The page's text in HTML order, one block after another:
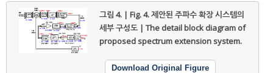
그림 4. | Fig. 4.제안된 주파수 확장 시스템의
세부 구성도 | The detail block diagram of
proposed spectrum extension system.
Download Original Figure